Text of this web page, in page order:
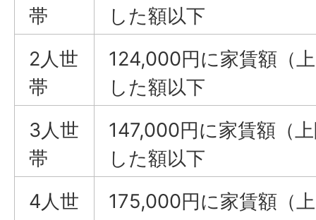
帯
した額以下
2人世
帯
124,000円に家賃額（
した額以下
3人世
帯
147,000円に家賃額（
した額以下
4人世
175,000円に家賃額（